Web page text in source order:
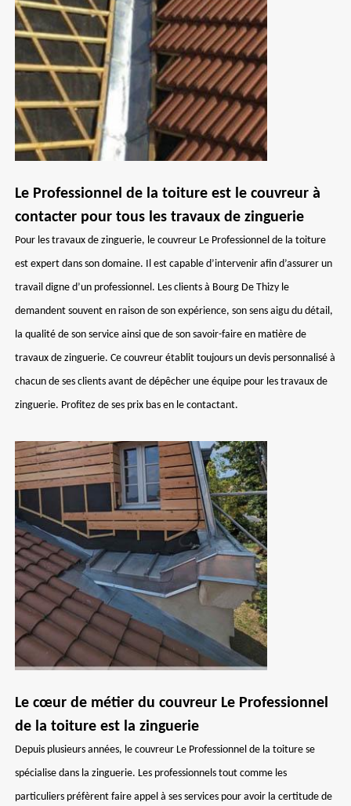
Le Professionnel de la toiture est le couvreur à
contacter pour tous les travaux de zinguerie
Pour les travaux de zinguerie, le couvreur Le Professionnel de la toiture
est expert dans son domaine. Il est capable d’intervenir afin d’assurer un
travail digne d’un professionnel. Les clients à Bourg De Thizy le
demandent souvent en raison de son expérience, son sens aigu du détail,
la qualité de son service ainsi que de son savoir-faire en matière de
travaux de zinguerie. Ce couvreur établit toujours un devis personnalisé à
chacun de ses clients avant de dépêcher une équipe pour les travaux de
zinguerie. Profitez de ses prix bas en le contactant.
Le cœur de métier du couvreur Le Professionnel
de la toiture est la zinguerie
Depuis plusieurs années, le couvreur Le Professionnel de la toiture se
spécialise dans la zinguerie. Les professionnels tout comme les
particuliers préfèrent faire appel à ses services pour avoir la certitude de